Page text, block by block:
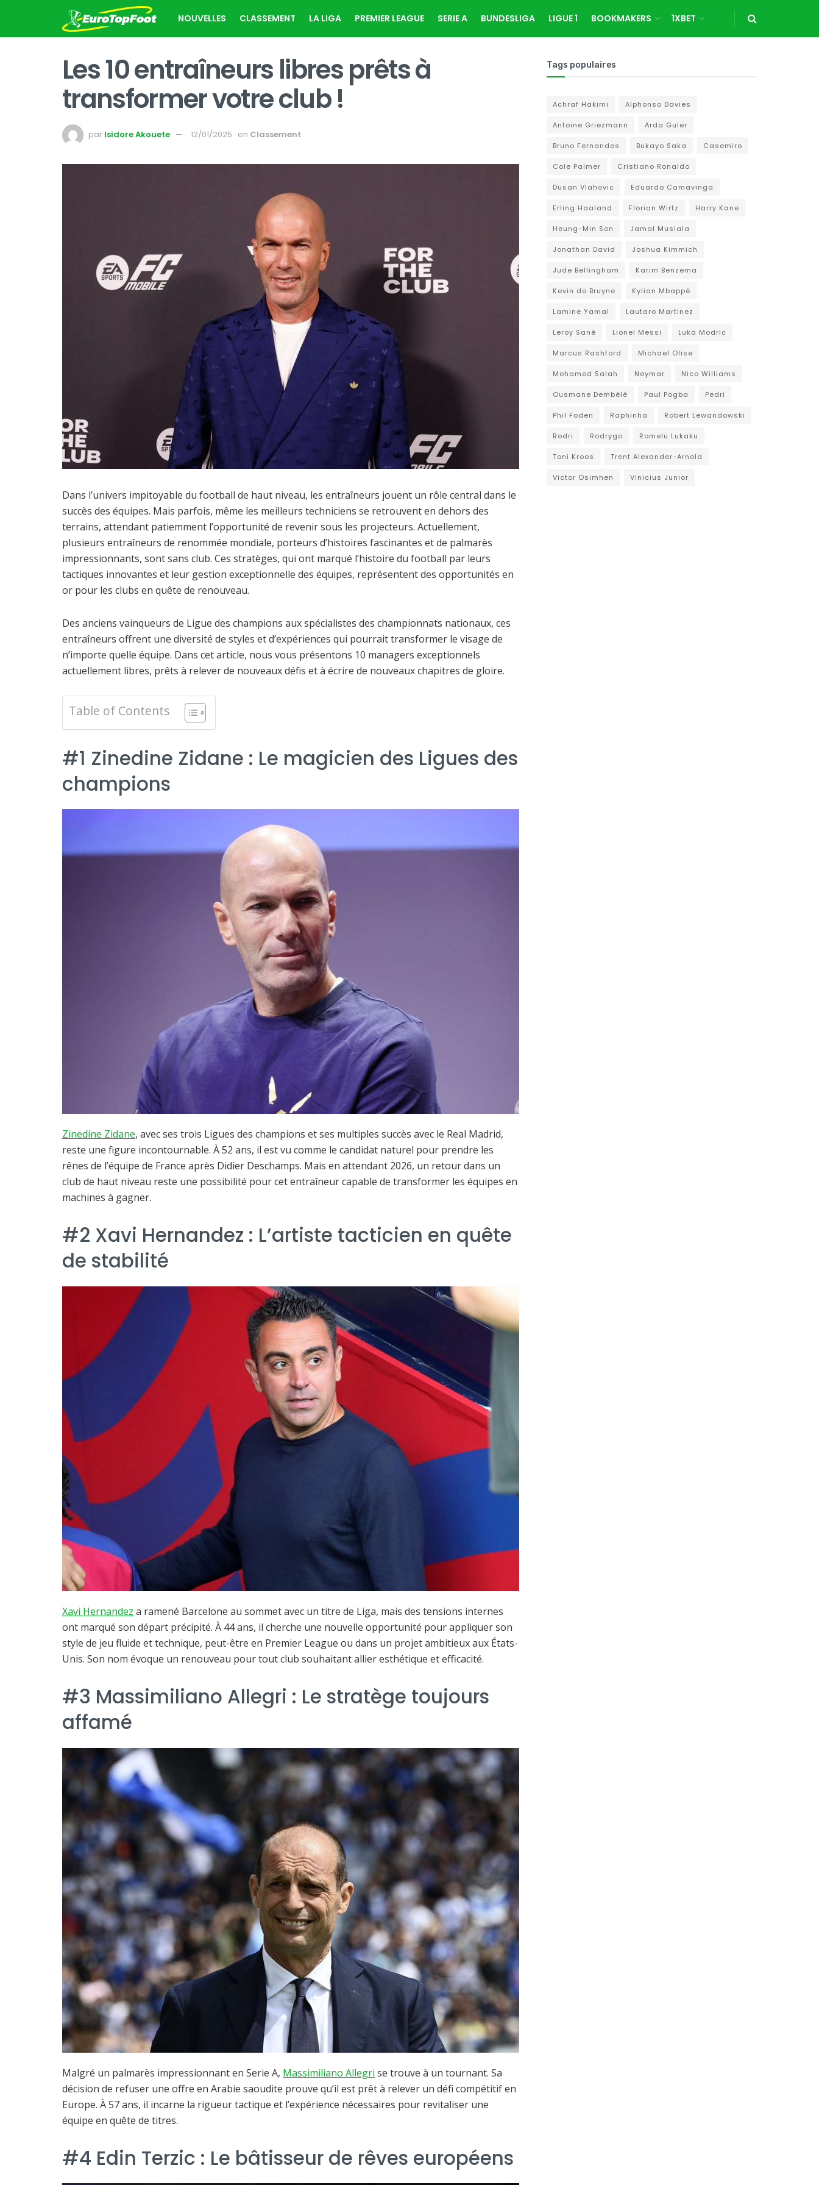
NOUVELLES CLASSEMENT LA LIGA PREMIER LEAGUE SERIE A BUNDESLIGA LIGUE 1 BOOKMAKERS 1XBET
Les 10 entraîneurs libres prêts à
transformer votre club !
par Isidore Akouete 12/01/2025 en Classement
Dans l’univers impitoyable du football de haut niveau, les entraîneurs jouent un rôle central dans le
succès des équipes. Mais parfois, même les meilleurs techniciens se retrouvent en dehors des
terrains, attendant patiemment l’opportunité de revenir sous les projecteurs. Actuellement,
plusieurs entraîneurs de renommée mondiale, porteurs d’histoires fascinantes et de palmarès
impressionnants, sont sans club. Ces stratèges, qui ont marqué l’histoire du football par leurs
tactiques innovantes et leur gestion exceptionnelle des équipes, représentent des opportunités en
or pour les clubs en quête de renouveau.
Des anciens vainqueurs de Ligue des champions aux spécialistes des championnats nationaux, ces
entraîneurs offrent une diversité de styles et d’expériences qui pourrait transformer le visage de
n’importe quelle équipe. Dans cet article, nous vous présentons 10 managers exceptionnels
actuellement libres, prêts à relever de nouveaux défis et à écrire de nouveaux chapitres de gloire.
Table of Contents
#1 Zinedine Zidane : Le magicien des Ligues des
champions
Zinedine Zidane, avec ses trois Ligues des champions et ses multiples succès avec le Real Madrid,
reste une figure incontournable. À 52 ans, il est vu comme le candidat naturel pour prendre les
rênes de l’équipe de France après Didier Deschamps. Mais en attendant 2026, un retour dans un
club de haut niveau reste une possibilité pour cet entraîneur capable de transformer les équipes en
machines à gagner.
#2 Xavi Hernandez : L’artiste tacticien en quête
de stabilité
Xavi Hernandez a ramené Barcelone au sommet avec un titre de Liga, mais des tensions internes
ont marqué son départ précipité. À 44 ans, il cherche une nouvelle opportunité pour appliquer son
style de jeu fluide et technique, peut-être en Premier League ou dans un projet ambitieux aux États-
Unis. Son nom évoque un renouveau pour tout club souhaitant allier esthétique et efficacité.
#3 Massimiliano Allegri : Le stratège toujours
affamé
Malgré un palmarès impressionnant en Serie A, Massimiliano Allegri se trouve à un tournant. Sa
décision de refuser une offre en Arabie saoudite prouve qu’il est prêt à relever un défi compétitif en
Europe. À 57 ans, il incarne la rigueur tactique et l’expérience nécessaires pour revitaliser une
équipe en quête de titres.
#4 Edin Terzic : Le bâtisseur de rêves européens
Tags populaires
Achraf Hakimi Alphonso Davies
Antoine Griezmann Arda Guler
Bruno Fernandes Bukayo Saka Casemiro
Cole Palmer Cristiano Ronaldo
Dusan Vlahovic Eduardo Camavinga
Erling Haaland Florian Wirtz Harry Kane
Heung-Min Son Jamal Musiala
Jonathan David Joshua Kimmich
Jude Bellingham Karim Benzema
Kevin de Bruyne Kylian Mbappé
Lamine Yamal Lautaro Martinez
Leroy Sané Lionel Messi Luka Modric
Marcus Rashford Michael Olise
Mohamed Salah Neymar Nico Williams
Ousmane Dembélé Paul Pogba Pedri
Phil Foden Raphinha Robert Lewandowski
Rodri Rodrygo Romelu Lukaku
Toni Kroos Trent Alexander-Arnold
Victor Osimhen Vinicius Junior